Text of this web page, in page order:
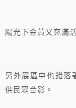
陽光下金黃又充滿
另外展區中也錯落
供民眾合影。